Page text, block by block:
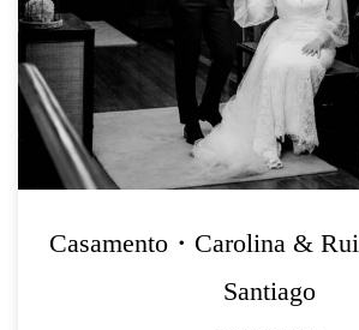
Casamento・Carolina &
Santiago